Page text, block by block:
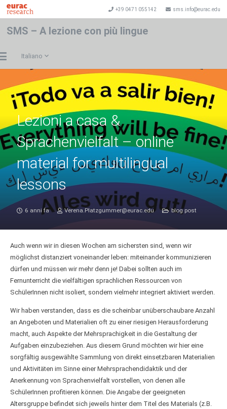
+39 0471 055142 sms.info@eurac.edu
SMS – A lezione con più lingue
Italiano
Lezioni a casa &
Sprachenvielfalt – online
material for multilingual
lessons
6 anni fa Verena.Platzgummer@eurac.edu blog post
Auch wenn wir in diesen Wochen am sichersten sind, wenn wir
möglichst distanziert voneinander leben: miteinander kommunizieren
dürfen und müssen wir mehr denn je! Dabei sollten auch im
Fernunterricht die vielfältigen sprachlichen Ressourcen von
SchülerInnen nicht isoliert, sondern vielmehr integriert aktiviert werden.
Wir haben verstanden, dass es die scheinbar unüberschaubare Anzahl
an Angeboten und Materialien oft zu einer riesigen Herausforderung
macht, auch Aspekte der Mehrsprachigkeit in die Gestaltung der
Aufgaben einzubeziehen. Aus diesem Grund möchten wir hier eine
sorgfältig ausgewählte Sammlung von direkt einsetzbaren Materialien
und Aktivitäten im Sinne einer Mehrsprachendidaktik und der
Anerkennung von Sprachenvielfalt vorstellen, von denen alle
SchülerInnen profitieren können. Die Angabe der geeigneten
Altersgruppe befindet sich jeweils hinter dem Titel des Materials (z.B.